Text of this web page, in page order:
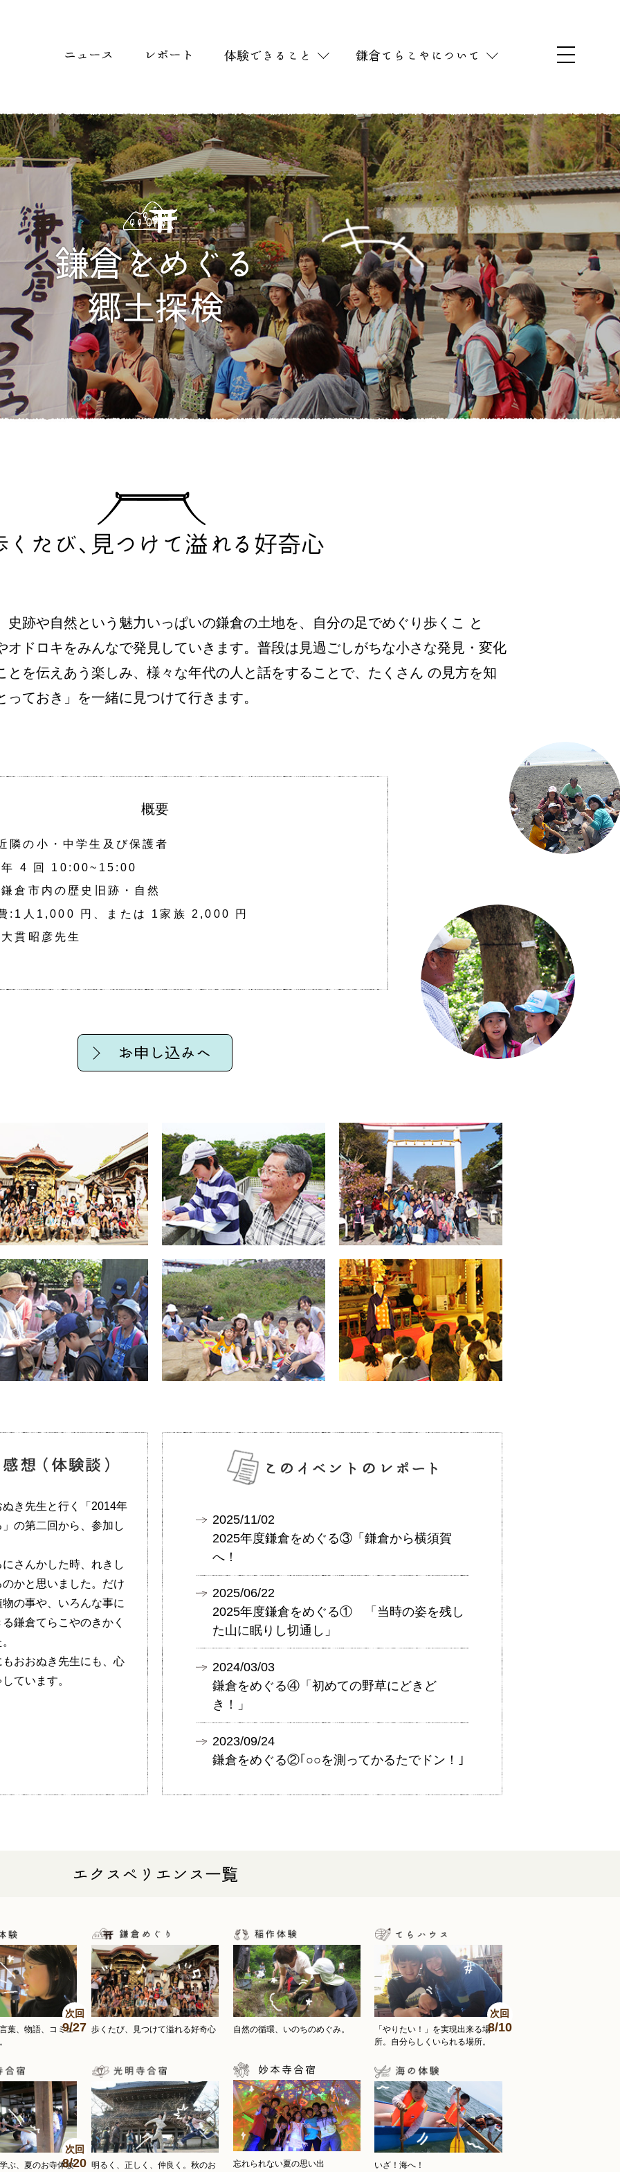
史跡や自然という魅力いっぱいの鎌倉の土地を、自分の足でめぐり歩くこ と
オドロキをみんなで発見していきます。普段は見過ごしがちな小さな発見・変化
とを伝えあう楽しみ、様々な年代の人と話をすることで、たくさん の見方を知
ておき」を一緒に見つけて行きます。
概要
隣の小・中学生及び保護者
年 4 回 10:00~15:00
倉市内の歴史旧跡・自然
:1人1,000 円、または 1家族 2,000 円
貫昭彦先生
き先生と行く「2014年
の第二回から、参加し
さんかした時、れきし
かと思いました。だけ
の事や、いろんな事に
鎌倉てらこやのきかく
おおぬき先生にも、心
ています。
2025/11/02
2025年度鎌倉をめぐる③「鎌倉から横須賀
へ！
2025/06/22
2025年度鎌倉をめぐる① 「当時の姿を残し
た山に眠りし切通し」
2024/03/03
鎌倉をめぐる④「初めての野草にどきど
き！」
2023/09/24
鎌倉をめぐる②｢○○を測ってかるたでドン！｣
次回
9/27
葉、物語、コミュ
歩くたび、見つけて溢れる好奇心 自然の循環、いのちのめぐみ。
次回
8/10
「やりたい！」を実現出来る場
所。自分らしくいられる場所。
次回
8/20
ぶ、夏のお寺体験 明るく、正しく、仲良く。秋のお 忘れられない夏の思い出 いざ！海へ！